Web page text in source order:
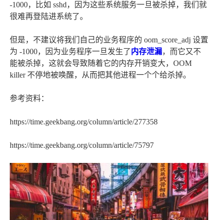
-1000，比如 sshd，因为这些系统服务一旦被杀掉，我们就
很难再登陆进系统了。
但是，不建议将我们自己的业务程序的 oom_score_adj 设置
为 -1000，因为业务程序一旦发生了内存泄漏，而它又不
能被杀掉，这就会导致随着它的内存开销变大，OOM
killer 不停地被唤醒，从而把其他进程一个个给杀掉。
参考资料：
https://time.geekbang.org/column/article/277358
https://time.geekbang.org/column/article/75797